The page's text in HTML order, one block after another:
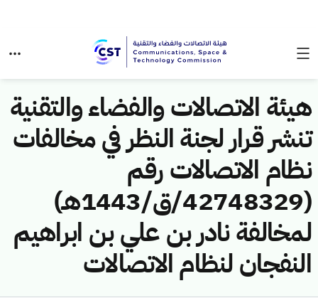
هيئة الاتصالات والفضاء والتقنية
تنشر قرار لجنة النظر في مخالفات
نظام الاتصالات رقم
(42748329/ق/1443هـ)
لمخالفة نادر بن علي بن ابراهيم
النفجان لنظام الاتصالات